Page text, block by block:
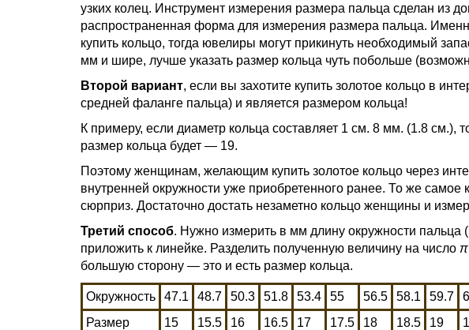
узких колец. Инструмент измерения размера пальца сделан из
распространенная форма для измерения размера пальца.
купить кольцо, тогда ювелиры могут прикинуть необходимый
мм и шире, лучше указать размер кольца чуть побольше
Второй вариант, если вы захотите купить золотое кольцо в
средней фаланге пальца) и является размером кольца!
К примеру, если диаметр кольца составляет 1 см. 8 мм. (1.8 см.),
размер кольца будет — 19.
Поэтому женщинам, желающим купить золотое кольцо через
внутренней окружности уже приобретенного ранее. То же
сюрприз. Достаточно достать незаметно кольцо женщины и
Третий способ. Нужно измерить в мм длину окружности пальца
приложить к линейке. Разделить полученную величину на число π
большую сторону — это и есть размер кольца.
Окружность 47.1 48.7 50.3 51.8 53.4 55 56.5 58.1 59.7
Размер
15 15.5 16 16.5 17 17.5 18 18.5 19